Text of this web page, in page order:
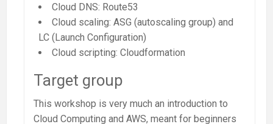
Cloud DNS: Route53
Cloud scaling: ASG (autoscaling group) and
LC (Launch Configuration)
Cloud scripting: Cloudformation
Target group
This workshop is very much an introduction to
Cloud Computing and AWS, meant for beginners